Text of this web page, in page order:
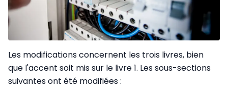
Les modifications concernent les trois livres, bien
que l'accent soit mis sur le livre 1. Les sous-sections
suivantes ont été modifiées :